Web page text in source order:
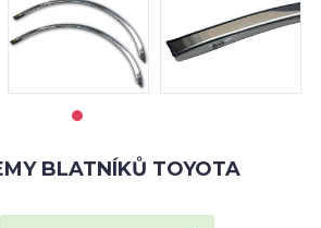
BLATNÍKŮ TOYOTA